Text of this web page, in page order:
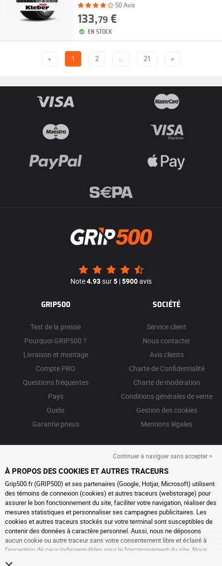
50 Avis
133,79 €
EN STOCK
« 1 2 … 21 »
Note4.93sur5 |5900avis
GRIP500
Test de la presse
Pourquoi GRIP500 ?
Livraison et montage
Compte PRO
Questions fréquentes
Pays
Guide
Garantie pneus
SOCIÉTÉ
Service client
Nous contacter
Avis clients
Charte de Confidentialité
Charte de modération
Conditions générales de vente
Gestion des cookies
Mentions légales
Continuer à naviguer sans accepter >
À PROPOS DES COOKIES ET AUTRES TRACEURS
Grip500.fr (GRIP500) et ses partenaires (Google, Hotjar, Microsoft) utilisent
des témoins de connexion (cookies) et autres traceurs (webstorage) pour
assurer le bon fonctionnement du site, faciliter votre navigation, réaliser des
mesures statistiques et personnaliser ses campagnes publicitaires. Les
cookies et autres traceurs stockés sur votre terminal sont susceptibles de
contenir des données à caractère personnel. Aussi, nous ne déposons
aucun cookie ou autre traceur sans votre consentement libre et éclairé à
l’exception de ceux indispensables pour le fonctionnement du site. Nous